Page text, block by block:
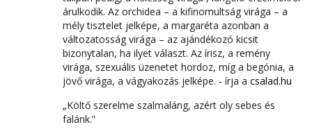
árulkodik. Az orchidea – a kifinomultság virága – a
mély tisztelet jelképe, a margaréta azonban a
változatosság virága – az ajándékozó kicsit
bizonytalan, ha ilyet választ. Az írisz, a remény
virága, szexuális üzenetet hordoz, míg a begónia, a
jövő virága, a vágyakozás jelképe. - írja a csalad.hu
„Költő szerelme szalmaláng, azért oly sebes és
falánk.”